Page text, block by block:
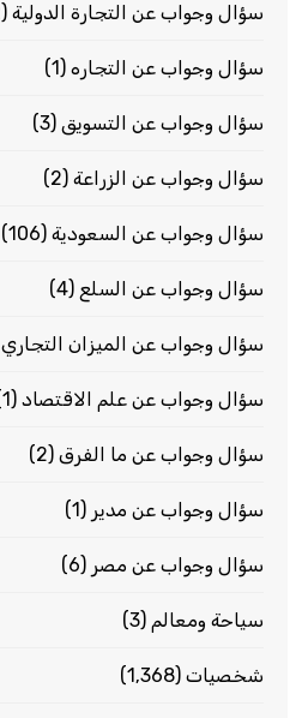
سؤال وجواب عن التجارة الدولية (2)
سؤال وجواب عن التجاره (1)
سؤال وجواب عن التسويق (3)
سؤال وجواب عن الزراعة (2)
سؤال وجواب عن السعودية (106)
سؤال وجواب عن السلع (4)
سؤال وجواب عن الميزان التجاري
سؤال وجواب عن علم الاقتصاد (1)
سؤال وجواب عن ما الفرق (2)
سؤال وجواب عن مدير (1)
سؤال وجواب عن مصر (6)
سياحة ومعالم (3)
شخصيات (1٬368)